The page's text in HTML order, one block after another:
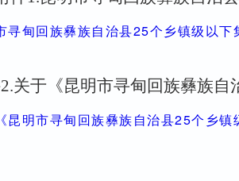
寻甸回族彝族自治县25个乡镇级以
.关于《昆明市寻甸回族彝族自
昆明市寻甸回族彝族自治县25个乡